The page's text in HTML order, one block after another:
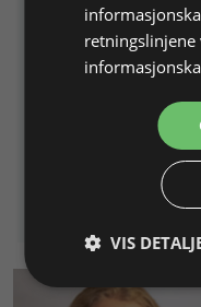
Måler ringstørrelse 41 - 73
Legg i
retningslinjene
VIS